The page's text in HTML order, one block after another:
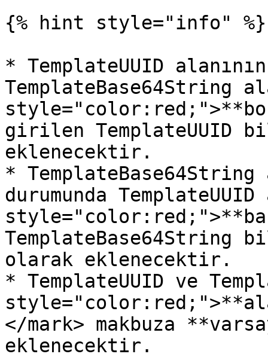
{% hint style="info" %}
* TemplateUUID
TemplateBase64String
style="color:red;">**boş
girilen TemplateUUID
eklenecektir.
*
durumunda
TemplateBase64String
olarak eklenecektir.
* TemplateUUID ve
</mark> makbuza
eklenecektir.